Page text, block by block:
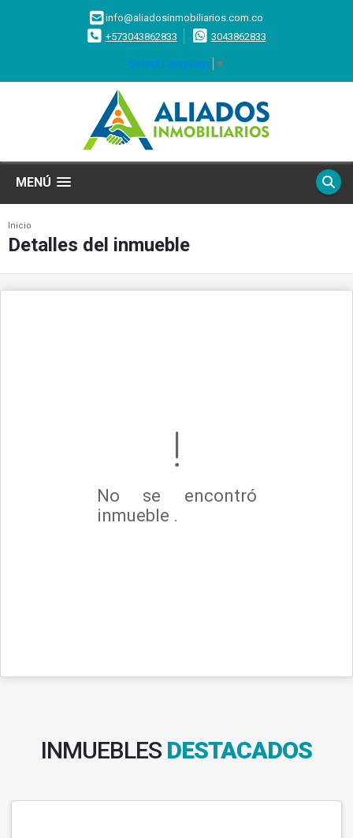
info@aliadosinmobiliarios.com.co
+573043862833
3043862833
Select Language ▼
MENÚ
Inicio
Detalles del inmueble
No se encontró
inmueble .
INMUEBLES DESTACADOS